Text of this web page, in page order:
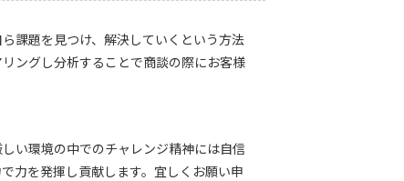
課題を見つけ、解決していくという方法
ングし分析することで商談の際にお客様
い環境の中でのチャレンジ精神には自信
力を発揮し貢献します。宜しくお願い申